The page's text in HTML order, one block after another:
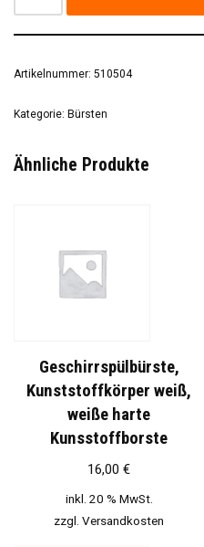
Artikelnummer: 510504
Kategorie: Bürsten
Ähnliche Produkte
Geschirrspülbürste,
Kunststoffkörper weiß,
weiße harte
Kunsstoffborste
16,00 €
inkl. 20 % MwSt.
zzgl. Versandkosten